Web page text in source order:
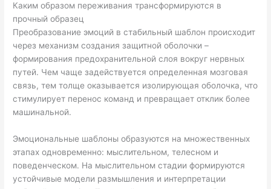
Каким образом переживания трансформируются в
прочный образец
Преобразование эмоций в стабильный шаблон происходит
через механизм создания защитной оболочки –
формирования предохранительной слоя вокруг нервных
путей. Чем чаще задействуется определенная мозговая
связь, тем толще оказывается изолирующая оболочка, что
стимулирует перенос команд и превращает отклик более
машинальной.
Эмоциональные шаблоны образуются на множественных
этапах одновременно: мыслительном, телесном и
поведенческом. На мыслительном стадии формируются
устойчивые модели размышления и интерпретации